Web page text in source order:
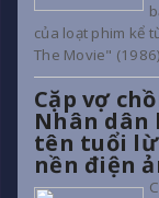
của loạt phim kể
The Movie"
Cặp vợ
Nhân dân
tên tuổi
nền điện